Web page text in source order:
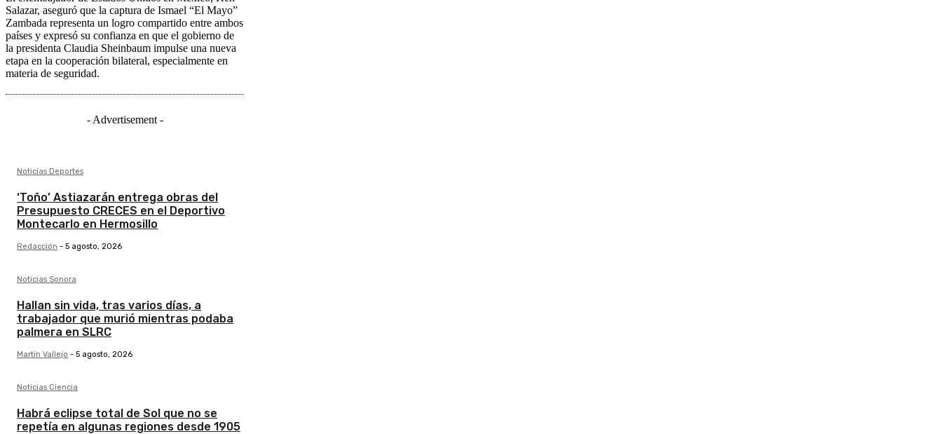
Salazar, aseguró que la captura de Ismael “El Mayo”
Zambada representa un logro compartido entre ambos
países y expresó su confianza en que el gobierno de
la presidenta Claudia Sheinbaum impulse una nueva
etapa en la cooperación bilateral, especialmente en
materia de seguridad.
- Advertisement -
Noticias Deportes
‘Toño’ Astiazarán entrega obras del
Presupuesto CRECES en el Deportivo
Montecarlo en Hermosillo
Redacción - 5 agosto, 2026
Noticias Sonora
Hallan sin vida, tras varios días, a
trabajador que murió mientras podaba
palmera en SLRC
Martín Vallejo - 5 agosto, 2026
Noticias Ciencia
Habrá eclipse total de Sol que no se
repetía en algunas regiones desde 1905